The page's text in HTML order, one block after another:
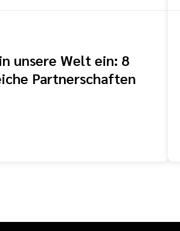
unsere Welt ein: 8
Partnerschaften